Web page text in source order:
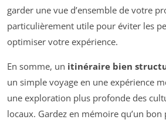
garder une vue d’ensemble de votre
particulièrement utile pour éviter les
optimiser votre expérience.
En somme, un itinéraire bien
un simple voyage en une expérience
une exploration plus profonde des
locaux. Gardez en mémoire qu’un